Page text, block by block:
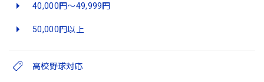
40,000円〜49,999円
50,000円以上
高校野球対応